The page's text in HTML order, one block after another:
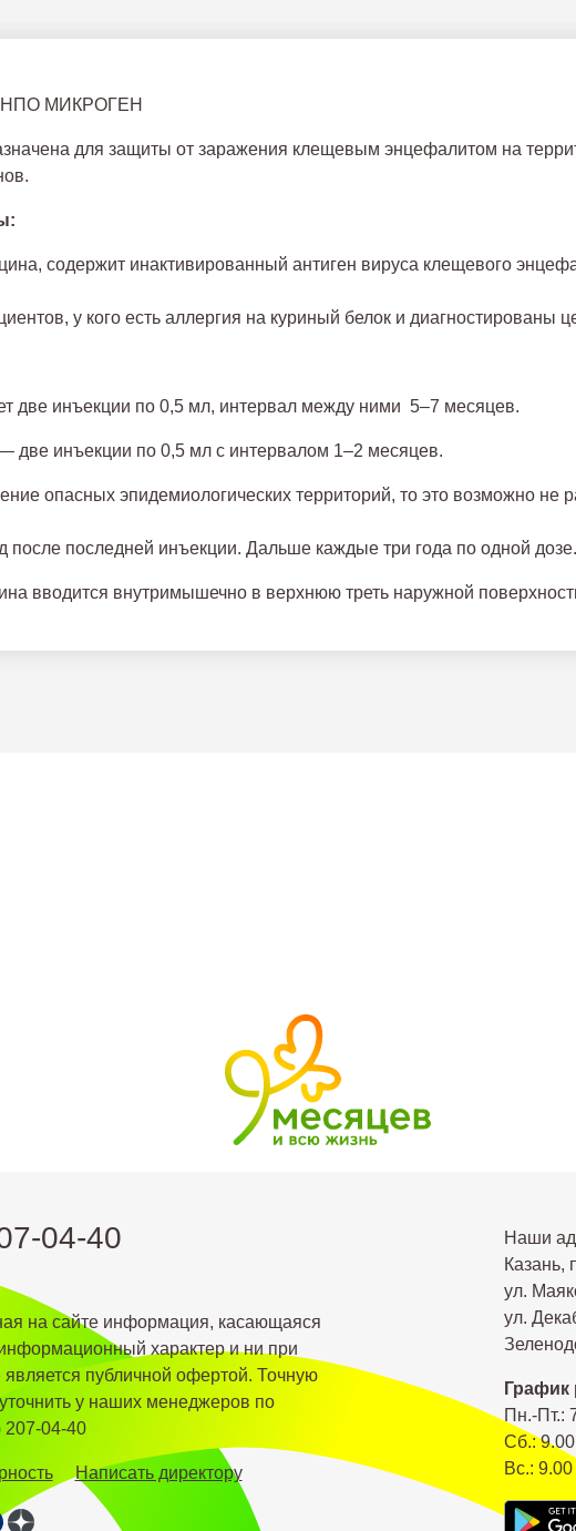
НПО МИКРОГЕН
для защиты от заражения клещевым энцефалитом на
содержит инактивированный антиген вируса клещевого
у кого есть аллергия на куриный белок и диагностированы
две инъекции по 0,5 мл, интервал между ними 5–7 месяцев.
две инъекции по 0,5 мл с интервалом 1–2 месяцев.
опасных эпидемиологических территорий, то это возможно не
после последней инъекции. Дальше каждые три года по одной дозе.
вводится внутримышечно в верхнюю треть наружной
04-40
на сайте информация, касающаяся
характер и ни при
является публичной офертой. Точную
у наших менеджеров по
207-04-40
Написать директору
Наши
Казань,
ул.
ул.
График
Пн.-Пт.:
Сб.:
Вс.: